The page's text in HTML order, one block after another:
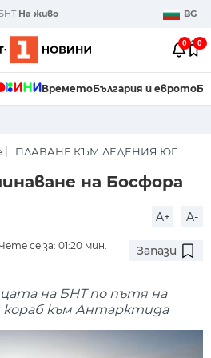
На живо BG
0 0
ВреметоБългария и еврото
ПЛАВАНЕ КЪМ ЛЕДЕНИЯ ЮГ
на Босфора
A+ A-
се за: 01:20 мин.
Запази
на БНТ по пътя на
кораб към Антарктида